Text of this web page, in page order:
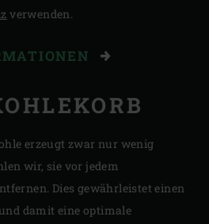
verwenden.
erzeugt zwar nur wenig
wir, sie vor jedem
Dies gewährleistet einen
damit eine optimale